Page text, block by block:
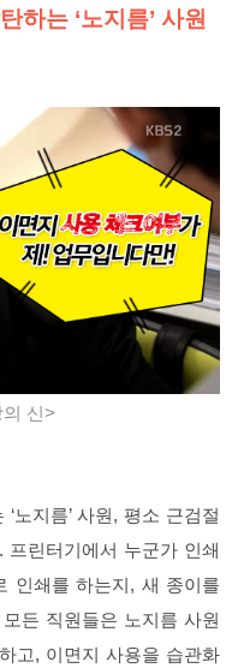
하는 ‘노지름’ 사원
신>
노지름’ 사원, 평소 근검절
린터기에서 누군가 인쇄
인쇄를 하는지, 새 종이를
든 직원들은 노지름 사원
고, 이면지 사용을 습관화